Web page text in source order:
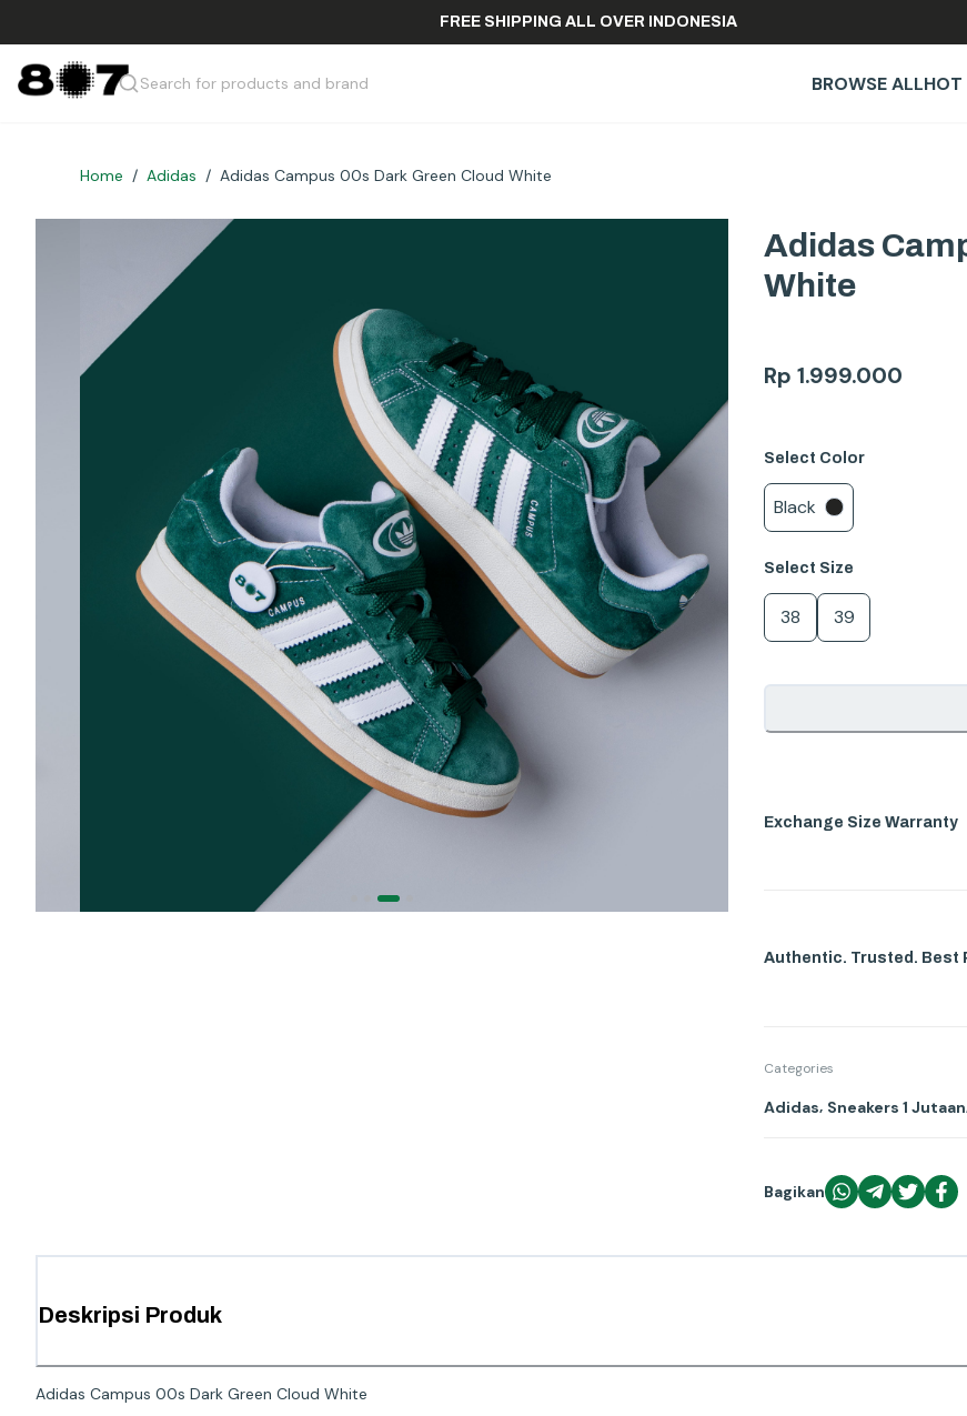
FREE SHIPPING ALL OVER INDONESIA
Search for products and brand BROWSE ALLHOT
Home / Adidas / Adidas Campus 00s Dark Green Cloud White
Adidas
White
Rp 1.999.000
Select Color
Black
Select Size
38 39
Exchange Size Warranty
Authentic. Trusted. Best
Categories
Adidas, Sneakers 1 Jutaan
Bagikan
Deskripsi Produk
Adidas Campus 00s Dark Green Cloud White